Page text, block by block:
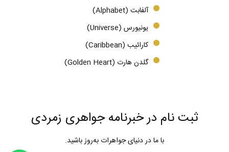
آلفابت (Alphabet)
یونیورس (Universe)
کارائیب (Caribbean)
گلدن هارت (Golden Heart)
ثبت نام در خبرنامه جواهری زمردی
با ما در دنیای جواهرات به‌روز باشید.